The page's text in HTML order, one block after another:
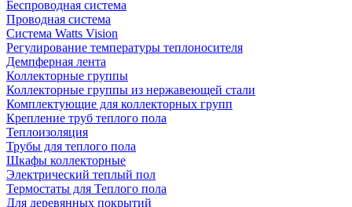
Беспроводная система
Проводная система
Система Watts Vision
Регулирование температуры теплоносителя
Демпферная лента
Коллекторные группы
Коллекторные группы из нержавеющей стали
Комплектующие для коллекторных групп
Крепление труб теплого пола
Теплоизоляция
Трубы для теплого пола
Шкафы коллекторные
Электрический теплый пол
Термостаты для Теплого пола
Для деревянных покрытий